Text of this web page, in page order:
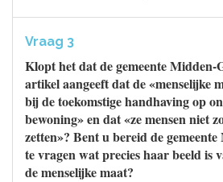
Vraag 3
Klopt het dat de gemeente
artikel aangeeft dat de «menselijke
bij de toekomstige handhaving op
bewoning» en dat «ze mensen niet
zetten»? Bent u bereid de
te vragen wat precies haar beeld is
de menselijke maat?